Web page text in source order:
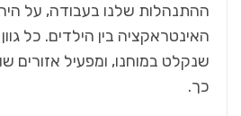
ההתנהלות שלנו בעבודה, על
האינטראקציה בין הילדים. כל
שנקלט במוחנו, ומפעיל אזורים
כך.